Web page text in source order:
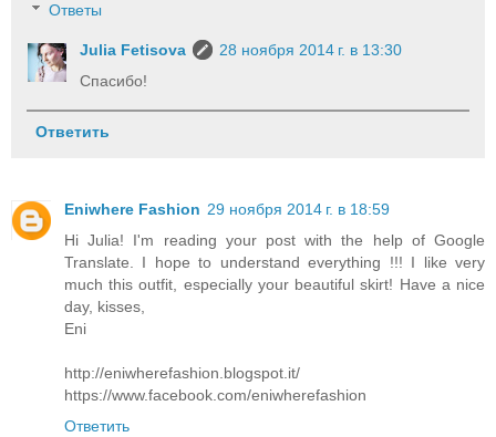
Ответы
Julia Fetisova
28 ноября 2014 г. в 13:30
Спасибо!
Ответить
Eniwhere Fashion 29 ноября 2014 г. в 18:59
Hi Julia! I'm reading your post with the help of Google
Translate. I hope to understand everything !!! I like very
much this outfit, especially your beautiful skirt! Have a nice
day, kisses,
Eni
http://eniwherefashion.blogspot.it/
https://www.facebook.com/eniwherefashion
Ответить